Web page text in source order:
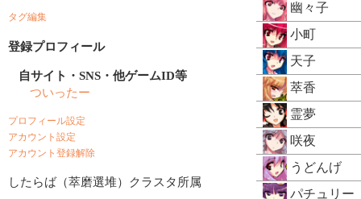
幽々子
小町
天子
萃香
霊夢
咲夜
うどんげ
パチュリー
タグ編集
登録プロフィール
自サイト・SNS・他ゲームID等
ついったー
プロフィール設定
アカウント設定
アカウント登録解除
したらば（萃磨選堆）クラスタ所属